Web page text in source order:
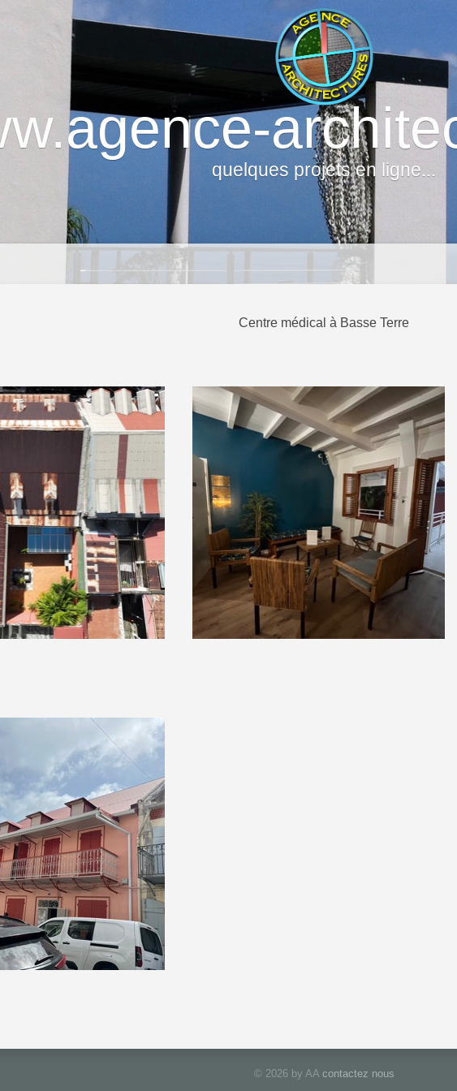
quelques projets en ligne...
Centre médical à Basse Terre
© 2026 by AA contactez nous